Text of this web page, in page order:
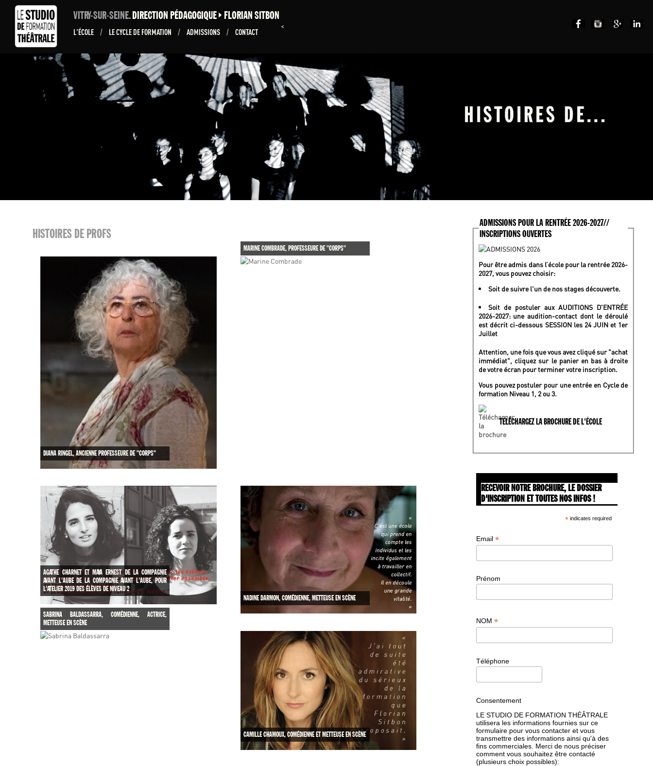
VITRY-SUR-SEINE.DIRECTION PÉDAGOGIQUE FLORIAN SITBON
L'ÉCOLE / LE CYCLE DE FORMATION / ADMISSIONS / CONTACT
<
HISTOIRES DE PROFS
DIANA RINGEL, ANCIENNE PROFESSEURE DE "CORPS"
MARINE COMBRADE, PROFESSEURE DE "CORPS"
AGATHE CHARNET ET MAYA ERNEST DE LA COMPAGNIE
AVANT L'AUBE DE LA COMPAGNIE AVANT L'AUBE, POUR
L'ATELIER 2019 DES ÉLÈVES DE NIVEAU 2
NADINE DARMON, COMÉDIENNE, METTEUSE EN SCÈNE
SABRINA BALDASSARRA, COMÉDIENNE, ACTRICE,
METTEUSE EN SCÈNE
CAMILLE CHAMOUX, COMÉDIENNE ET METTEUSE EN SCÈNE
ADMISSIONS POUR LA RENTRÉE 2026-2027//
INSCRIPTIONS OUVERTES
Pour être admis dans l’école pour la rentrée 2026-
2027, vous pouvez choisir:
Soit de suivre l'un de nos stages découverte.
Soit de postuler aux AUDITIONS D'ENTRÉE
2026-2027: une audition-contact dont le déroulé
est décrit ci-dessous SESSION les 24 JUIN et 1er
Juillet
Attention, une fois que vous avez cliqué sur "achat
immédiat", cliquez sur le panier en bas à droite
de votre écran pour terminer votre inscription.
Vous pouvez postuler pour une entrée en Cycle de
formation Niveau 1, 2 ou 3.
TÉLÉCHARGEZ LA BROCHURE DE L'ÉCOLE
RECEVOIR NOTRE BROCHURE, LE DOSSIER
D'INSCRIPTION ET TOUTES NOS INFOS !
* indicates required
Email *
Prénom
NOM *
Téléphone
Consentement
LE STUDIO DE FORMATION THÉÂTRALE
utilisera les informations fournies sur ce
formulaire pour vous contacter et vous
transmettre des informations ainsi qu'à des
fins commerciales. Merci de nous préciser
comment vous souhaitez être contacté
(plusieurs choix possibles):